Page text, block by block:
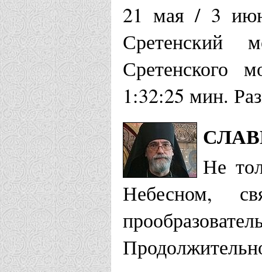
21 мая / 3
Сретенский
Сретенского
1:32:25 мин.
Не
Небесном,